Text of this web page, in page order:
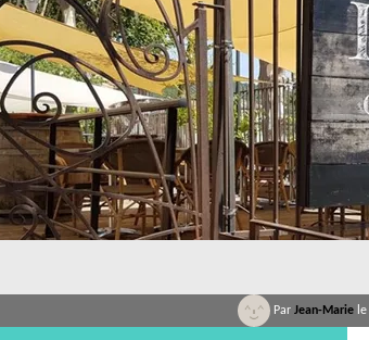
Par Jean-Marie le